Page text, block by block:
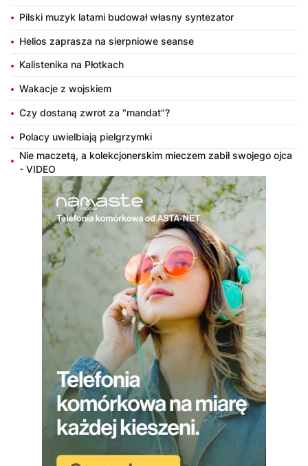
Pilski muzyk latami budował własny syntezator
Helios zaprasza na sierpniowe seanse
Kalistenika na Płotkach
Wakacje z wojskiem
Czy dostaną zwrot za "mandat"?
Polacy uwielbiają pielgrzymki
Nie maczetą, a kolekcjonerskim mieczem zabił swojego ojca
- VIDEO